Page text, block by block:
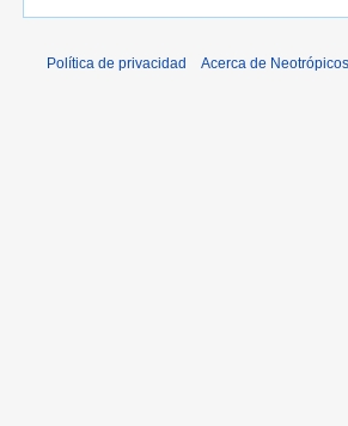
Política de privacidad Acerca de Neotrópicos